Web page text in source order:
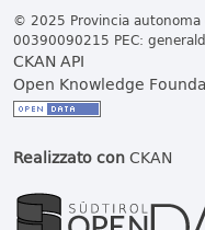
© 2025 Provincia autonoma
00390090215 PEC:
CKAN API
Open Knowledge
Realizzato conCKAN